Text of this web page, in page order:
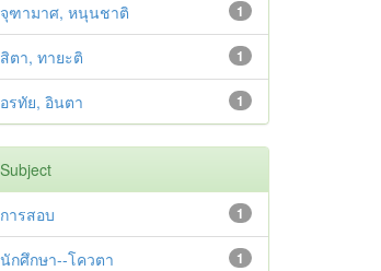
1
จุฑามาศ, หนุนชาติ
1
สิตา, ทายะติ
1
อรทัย, อินตา
Subject
1
การสอบ
1
นักศึกษา--โควตา